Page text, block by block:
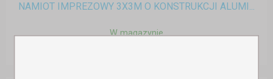
NAMIOT IMPREZOWY 3X3M O KONSTRUKCJI ALUMI...
W magazynie